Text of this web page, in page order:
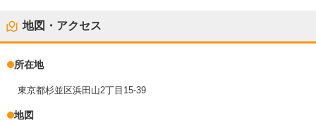
地図・アクセス
所在地
東京都杉並区浜田山2丁目15-39
地図